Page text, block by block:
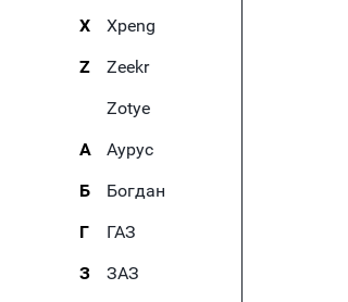
X
Xpeng
Z
Zeekr
Zotye
А
Аурус
Б
Богдан
Г
ГАЗ
З
ЗАЗ